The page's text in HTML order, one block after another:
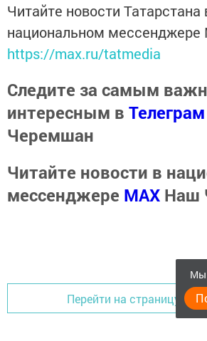
Читайте новости Татарстана
национальном мессенджере
https://max.ru/tatmedia
Следите за самым
интересным в
Черемшан
Читайте новости в
мессенджере MАХ Наш
Перейти на страницу
Мы